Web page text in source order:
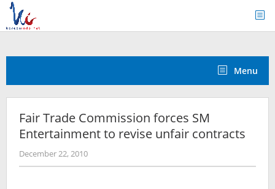
Skip
content
Menu
Fair Trade Commission forces SM
Entertainment to revise unfair contracts
December 22, 2010by
Koreanindo